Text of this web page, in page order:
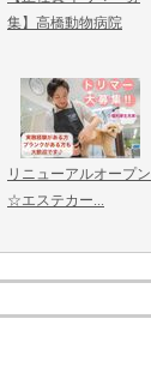
集】高橋動物病院
リニューアルオープン
☆エステカー...